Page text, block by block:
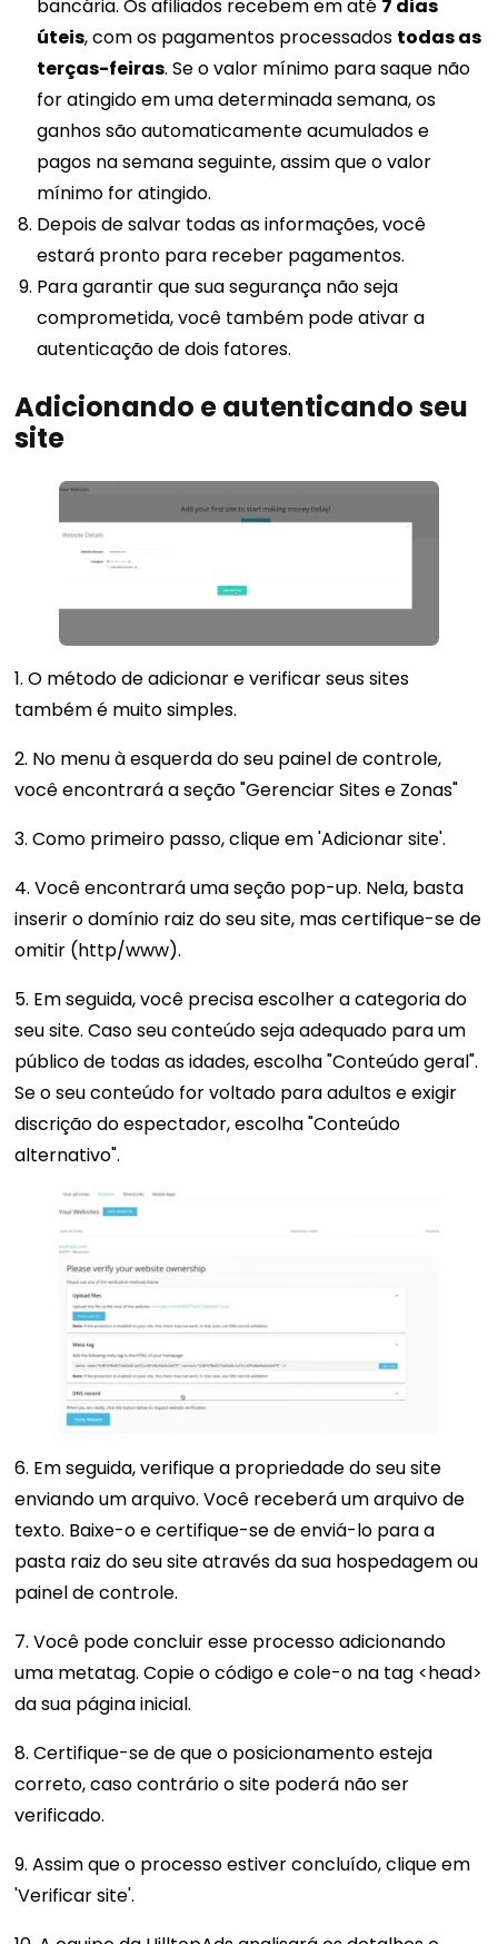
bancária. Os afiliados recebem em até 7 dias
úteis, com os pagamentos processados ​​todas as
terças-feiras. Se o valor mínimo para saque não
for atingido em uma determinada semana, os
ganhos são automaticamente acumulados e
pagos na semana seguinte, assim que o valor
mínimo for atingido.
Depois de salvar todas as informações, você
estará pronto para receber pagamentos.
Para garantir que sua segurança não seja
comprometida, você também pode ativar a
autenticação de dois fatores.
Adicionando e autenticando seu
site
1. O método de adicionar e verificar seus sites
também é muito simples.
2. No menu à esquerda do seu painel de controle,
você encontrará a seção "Gerenciar Sites e Zonas"
3. Como primeiro passo, clique em 'Adicionar site'.
4. Você encontrará uma seção pop-up. Nela, basta
inserir o domínio raiz do seu site, mas certifique-se de
omitir (http/www).
5. Em seguida, você precisa escolher a categoria do
seu site. Caso seu conteúdo seja adequado para um
público de todas as idades, escolha "Conteúdo geral".
Se o seu conteúdo for voltado para adultos e exigir
discrição do espectador, escolha "Conteúdo
alternativo".
6. Em seguida, verifique a propriedade do seu site
enviando um arquivo. Você receberá um arquivo de
texto. Baixe-o e certifique-se de enviá-lo para a
pasta raiz do seu site através da sua hospedagem ou
painel de controle.
7. Você pode concluir esse processo adicionando
uma metatag. Copie o código e cole-o na tag <head>
da sua página inicial.
8. Certifique-se de que o posicionamento esteja
correto, caso contrário o site poderá não ser
verificado.
9. Assim que o processo estiver concluído, clique em
'Verificar site'.